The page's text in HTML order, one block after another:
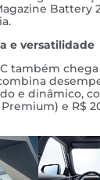
Battery
e versatilidade
também
e dinâmico,
Premium) e R$